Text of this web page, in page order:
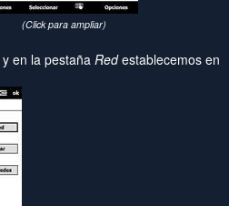
(Click para ampliar)
y en la pestaña Redestablecemos en